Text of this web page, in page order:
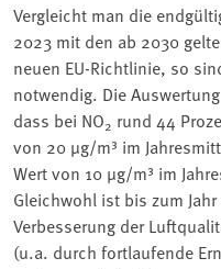
Vergleicht man die
2023 mit den ab 2030
neuen EU-Richtlinie, so
notwendig. Die
dass bei NO2 rund 44
von 20 µg/m³ im
Wert von 10 µg/m³ im
Gleichwohl ist bis zum
Verbesserung der
(u.a. durch fortlaufende